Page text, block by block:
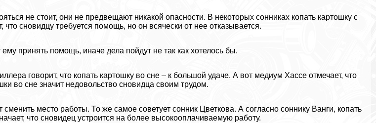
не стоит, они не предвещают никакой опасности. В некоторых сонниках копать картошку с
что сновидцу требуется помощь, но он всячески от нее отказывается.
принять помощь, иначе дела пойдут не так как хотелось бы.
говорит, что копать картошку во сне – к большой удаче. А вот медиум Хассе отмечает, что
во сне значит недовольство сновидца своим трудом.
место работы. То же самое советует сонник Цветкова. А согласно соннику Ванги, копать
что сновидец устроится на более высокооплачиваемую работу.